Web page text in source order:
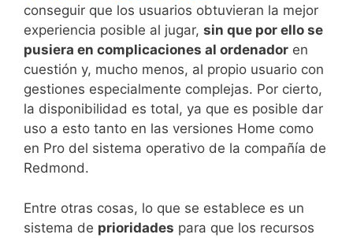
conseguir que los usuarios obtuvieran la mejor
experiencia posible al jugar, sin que por ello se
pusiera en complicaciones al ordenador en
cuestión y, mucho menos, al propio usuario con
gestiones especialmente complejas. Por cierto,
la disponibilidad es total, ya que es posible dar
uso a esto tanto en las versiones Home como
en Pro del sistema operativo de la compañía de
Redmond.
Entre otras cosas, lo que se establece es un
sistema de prioridades para que los recursos